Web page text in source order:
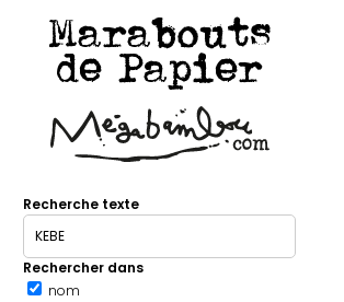
Marabouts
de Papier
Recherche texte
Rechercher dans
nom